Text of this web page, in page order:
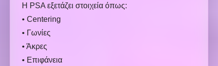
Η PSA εξετάζει στοιχεία όπως:
• Centering
• Γωνίες
• Άκρες
• Επιφάνεια